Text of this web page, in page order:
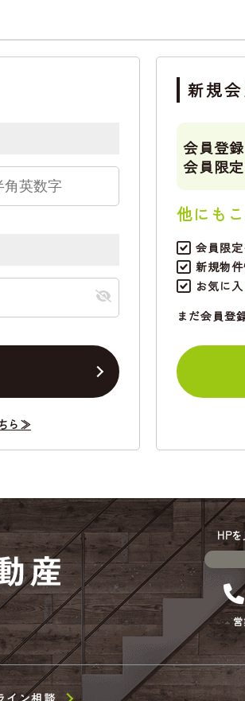
ら≫
新規
会員登
会員限
他にも
会員限
新規物
お気に
まだ会員登
HP
イン相談